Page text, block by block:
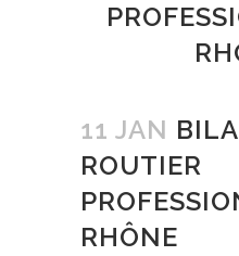
11 JAN
ROUTIER
RHÔNE